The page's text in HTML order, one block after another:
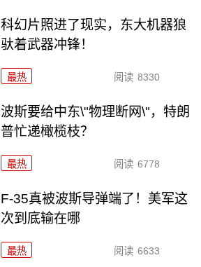
科幻片照进了现实，东大机器狼
驮着武器冲锋！
最热 阅读 8330
波斯要给中东\"物理断网\"，特朗
普忙递橄榄枝？
最热 阅读 6778
F-35真被波斯导弹端了！美军这
次到底输在哪
最热 阅读 6633